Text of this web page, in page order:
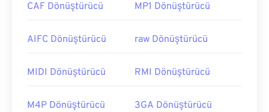
CAF Dönüştürücü MP1 Dönüştürücü
AIFC Dönüştürücü raw Dönüştürücü
MIDI Dönüştürücü RMI Dönüştürücü
M4P Dönüştürücü 3GA Dönüştürücü